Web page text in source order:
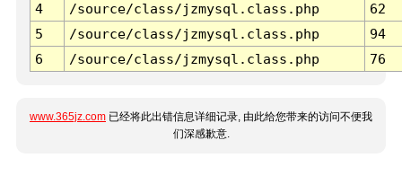
4
/source/class/jzmysql.class.php
62
5
/source/class/jzmysql.class.php
94
6
/source/class/jzmysql.class.php 76
www.365jz.com 已经将此出错信息详细记录, 由此给您带来的访问不便我
们深感歉意.